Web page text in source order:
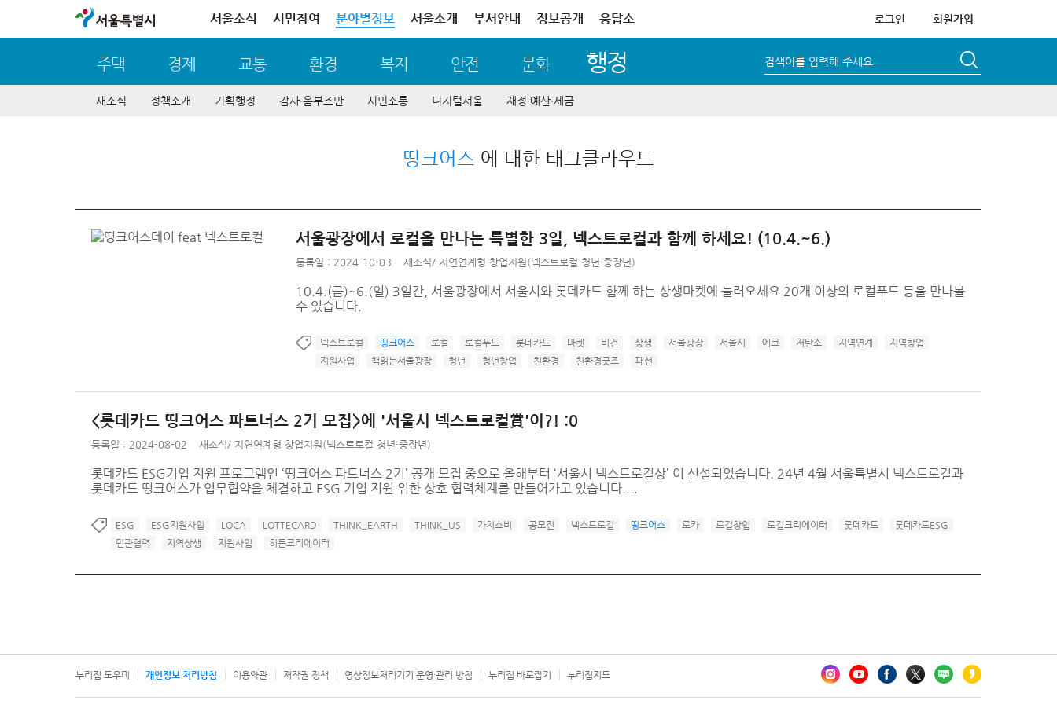
서울특별시 서울소식 시민참여 분야별정보 서울소개 부서안내 정보공개 응답소 로그인 회원가입
주택 경제 교통 환경 복지 안전 문화 행정 검색어를 입력해 주세요
새소식 정책소개 기획행정 감사∙옴부즈만 시민소통 디지털서울 재정∙예산∙세금
띵크어스 에 대한 태그클라우드
서울광장에서 로컬을 만나는 특별한 3일, 넥스트로컬과 함께 하세요! (10.4.~6.)
등록일 : 2024-10-03 새소식/ 지연연계형 창업지원(넥스트로컬 청년·중장년)
10.4.(금)~6.(일) 3일간, 서울광장에서 서울시와 롯데카드 함께 하는 상생마켓에 놀러오세요 20개 이상의 로컬푸드 등을 만나볼
수 있습니다.
넥스트로컬 띵크어스 로컬 로컬푸드 롯데카드 마켓 비건 상생 서울광장 서울시 에코 저탄소 지역연계
지역창업
지원사업
책읽는서울광장 청년 청년창업 친환경 친환경굿즈 패션
<롯데카드 띵크어스 파트너스 2기 모집>에 '서울시 넥스트로컬賞'이?! :0
등록일 : 2024-08-02 새소식/ 지연연계형 창업지원(넥스트로컬 청년·중장년)
롯데카드 ESG기업 지원 프로그램인 ‘띵크어스 파트너스 2기’ 공개 모집 중으로 올해부터 ‘서울시 넥스트로컬상’ 이 신설되었습니다. 24년 4월 서울특별시 넥스트로컬과
롯데카드 띵크어스가 업무협약을 체결하고 ESG 기업 지원 위한 상호 협력체계를 만들어가고 있습니다....
ESG ESG지원사업 LOCA LOTTECARD THINK_EARTH THINK_US 가치소비 공모전 넥스트로컬 띵크어스 로카 로컬창업 로컬크리에이터 롯데카드
롯데카드ESG
민관협력
지역상생 지원사업 히든크리에이터
누리집 도우미 개인정보 처리방침 이용약관 저작권 정책 영상정보처리기기 운영·관리 방침 누리집 바로잡기 누리집지도